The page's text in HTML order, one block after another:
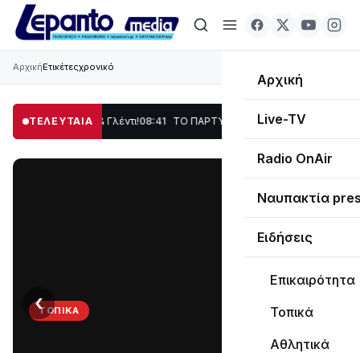
Αρχική
Live-TV
Radio OnAir
Ναυπακτία
Ειδήσεις
Επικαιρότητα
Τοπικά
Αθλητικά
ΑρχικήΕτικέτεςχρονικό
ΤΕΛΕΥΤΑΙΑ
Χορός & Γλέντι! 08:41 ΤΟ ΠΑΡΤΥ ΣΥΝΕΧΙΖΕΤΑΙ… 19:47 Στο σκοτάδι
ΤΟΠΙΚΆ
‹